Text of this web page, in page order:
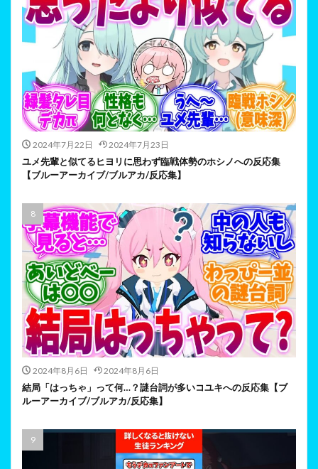
2024年7月22日 2024年7月23日
ユメ先輩と似てるヒヨリに思わず臨戦体勢のホシノへの反応集
【ブルーアーカイブ/ブルアカ/反応集】
2024年8月6日 2024年8月6日
結局「はっちゃ」って何…？謎台詞が多いコユキへの反応集【ブ
ルーアーカイブ/ブルアカ/反応集】